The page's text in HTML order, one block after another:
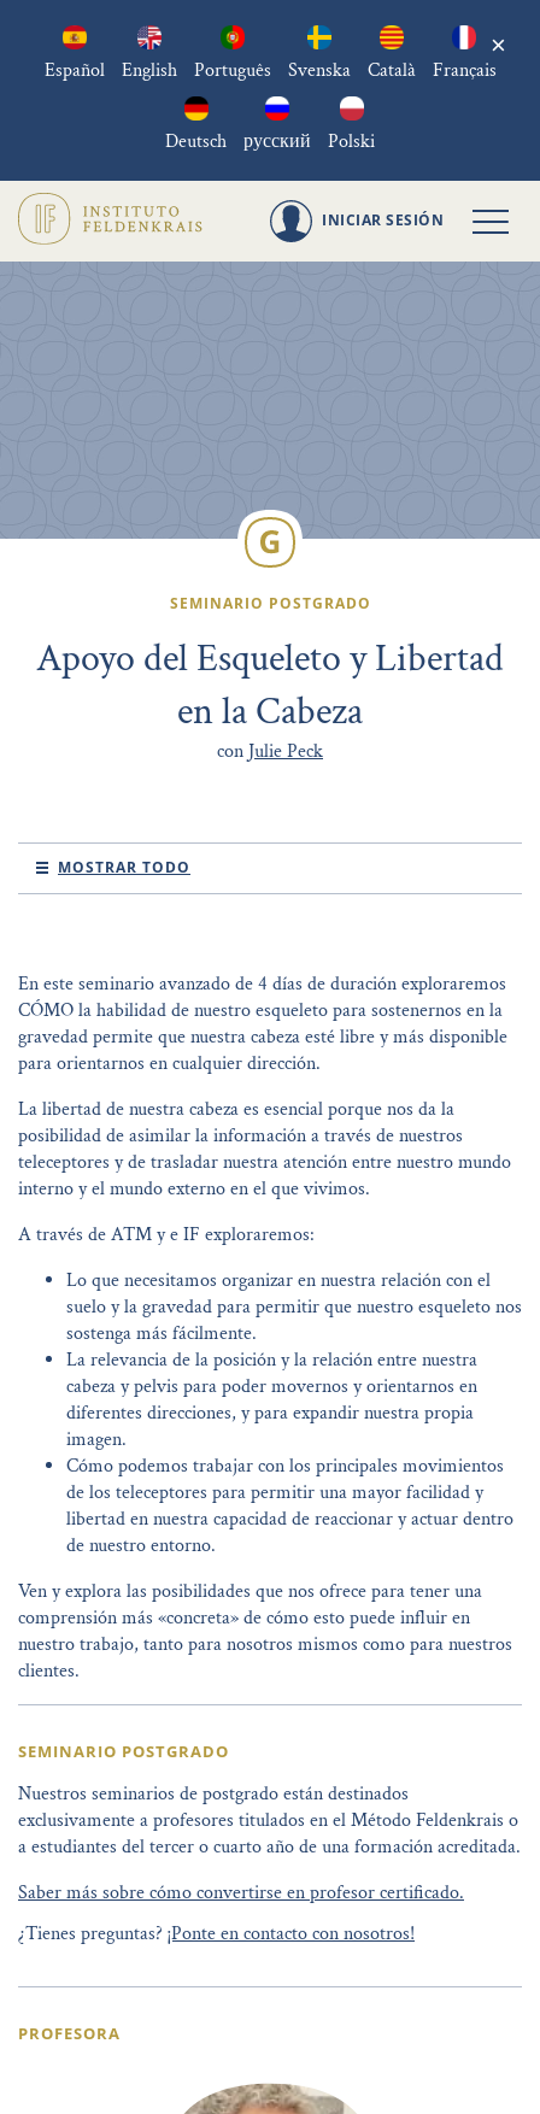
Español English Português Svenska Català Français
Deutsch русский Polski
×
INICIAR SESIÓN
SEMINARIO POSTGRADO
Apoyo del Esqueleto y Libertad
en la Cabeza
con Julie Peck
MOSTRAR TODO
En este seminario avanzado de 4 días de duración exploraremos
CÓMO la habilidad de nuestro esqueleto para sostenernos en la
gravedad permite que nuestra cabeza esté libre y más disponible
para orientarnos en cualquier dirección.
La libertad de nuestra cabeza es esencial porque nos da la
posibilidad de asimilar la información a través de nuestros
teleceptores y de trasladar nuestra atención entre nuestro mundo
interno y el mundo externo en el que vivimos.
A través de ATM y e IF exploraremos:
Lo que necesitamos organizar en nuestra relación con el
suelo y la gravedad para permitir que nuestro esqueleto nos
sostenga más fácilmente.
La relevancia de la posición y la relación entre nuestra
cabeza y pelvis para poder movernos y orientarnos en
diferentes direcciones, y para expandir nuestra propia
imagen.
Cómo podemos trabajar con los principales movimientos
de los teleceptores para permitir una mayor facilidad y
libertad en nuestra capacidad de reaccionar y actuar dentro
de nuestro entorno.
Ven y explora las posibilidades que nos ofrece para tener una
comprensión más «concreta» de cómo esto puede influir en
nuestro trabajo, tanto para nosotros mismos como para nuestros
clientes.
SEMINARIO POSTGRADO
Nuestros seminarios de postgrado están destinados
exclusivamente a profesores titulados en el Método Feldenkrais o
a estudiantes del tercer o cuarto año de una formación acreditada.
Saber más sobre cómo convertirse en profesor certificado.
¿Tienes preguntas? ¡Ponte en contacto con nosotros!
PROFESORA